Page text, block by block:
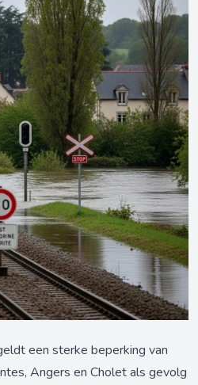
een sterke beperking van
Angers en Cholet als gevolg